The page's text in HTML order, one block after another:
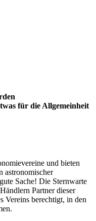
für die Allgemeinheit
und bieten
astronomischer
Sache! Die Sternwarte
Partner dieser
Vereins berechtigt, in den